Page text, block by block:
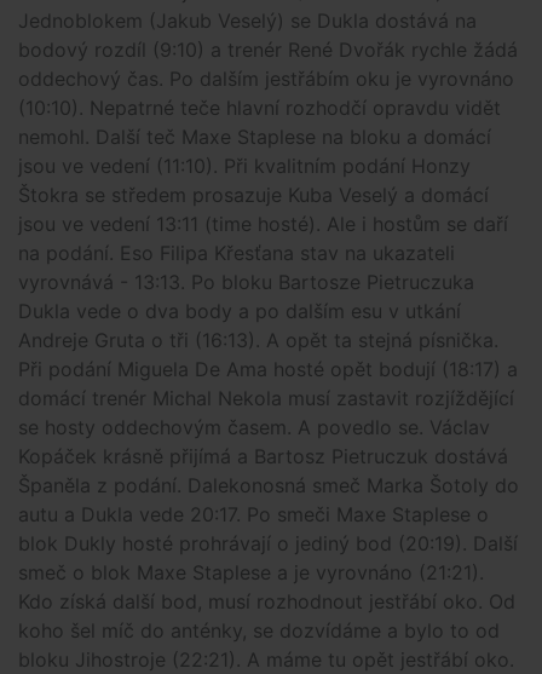
Jednoblokem (Jakub Veselý) se Dukla dostává na
bodový rozdíl (9:10) a trenér René Dvořák rychle žádá
oddechový čas. Po dalším jestřábím oku je vyrovnáno
(10:10). Nepatrné teče hlavní rozhodčí opravdu vidět
nemohl. Další teč Maxe Staplese na bloku a domácí
jsou ve vedení (11:10). Při kvalitním podání Honzy
Štokra se středem prosazuje Kuba Veselý a domácí
jsou ve vedení 13:11 (time hosté). Ale i hostům se daří
na podání. Eso Filipa Křesťana stav na ukazateli
vyrovnává - 13:13. Po bloku Bartosze Pietruczuka
Dukla vede o dva body a po dalším esu v utkání
Andreje Gruta o tři (16:13). A opět ta stejná písnička.
Při podání Miguela De Ama hosté opět bodují (18:17) a
domácí trenér Michal Nekola musí zastavit rozjíždějící
se hosty oddechovým časem. A povedlo se. Václav
Kopáček krásně přijímá a Bartosz Pietruczuk dostává
Španěla z podání. Dalekonosná smeč Marka Šotoly do
autu a Dukla vede 20:17. Po smeči Maxe Staplese o
blok Dukly hosté prohrávají o jediný bod (20:19). Další
smeč o blok Maxe Staplese a je vyrovnáno (21:21).
Kdo získá další bod, musí rozhodnout jestřábí oko. Od
koho šel míč do anténky, se dozvídáme a bylo to od
bloku Jihostroje (22:21). A máme tu opět jestřábí oko.